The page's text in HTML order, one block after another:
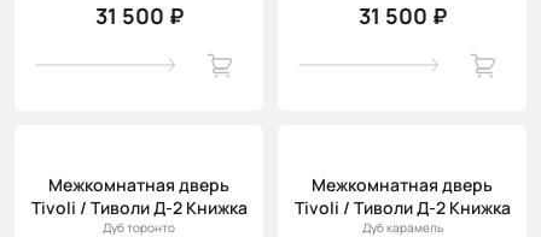
31 500 ₽ 31 500 ₽
Межкомнатная дверь
Tivoli / Тиволи Д-2 Книжка
Дуб торонто
Межкомнатная дверь
Tivoli / Тиволи Д-2 Книжка
Дуб карамель